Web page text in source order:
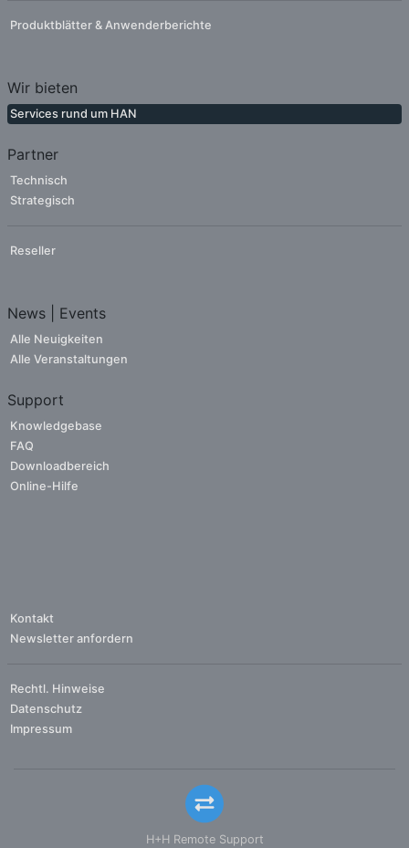
Produktblätter & Anwenderberichte
Wir bieten
Services rund um HAN
Partner
Technisch
Strategisch
Reseller
News | Events
Alle Neuigkeiten
Alle Veranstaltungen
Support
Knowledgebase
FAQ
Downloadbereich
Online-Hilfe
Kontakt
Newsletter anfordern
Rechtl. Hinweise
Datenschutz
Impressum
H+H Remote Support